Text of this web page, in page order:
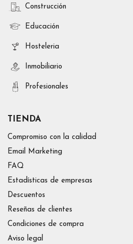
Construcción
Educación
Hosteleria
Inmobiliario
Profesionales
TIENDA
Compromiso con la calidad
Email Marketing
FAQ
Estadísticas de empresas
Descuentos
Reseñas de clientes
Condiciones de compra
Aviso legal